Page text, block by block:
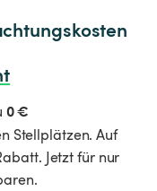
0 €
Stellplätzen. Auf
Jetzt für nur